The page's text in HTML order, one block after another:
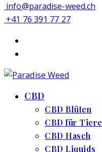
info@paradise-weed.ch
+41 76 391 77 27
CBD
CBD Blüten
CBD für Tiere
CBD Hasch
CBD Liquids